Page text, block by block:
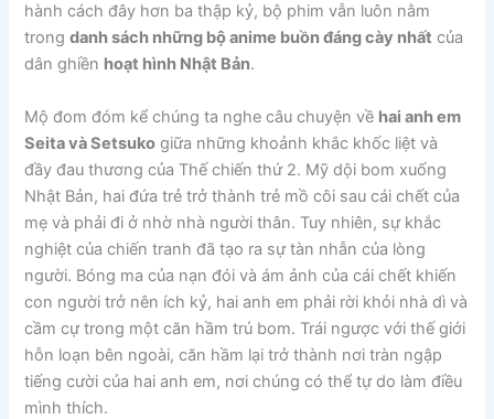
hành cách đây hơn ba thập kỷ, bộ phim vẫn luôn nằm
trongdanh sách những bộ anime buồn đáng cày nhất của
dân ghiền hoạt hình Nhật Bản.
Mộ đom đóm kể chúng ta nghe câu chuyện về hai anh em
Seita và Setsuko giữa những khoảnh khắc khốc liệt và
đầy đau thương của Thế chiến thứ 2. Mỹ dội bom xuống
Nhật Bản, hai đứa trẻ trở thành trẻ mồ côi sau cái chết của
mẹ và phải đi ở nhờ nhà người thân. Tuy nhiên, sự khắc
nghiệt của chiến tranh đã tạo ra sự tàn nhẫn của lòng
người. Bóng ma của nạn đói và ám ảnh của cái chết khiến
con người trở nên ích kỷ, hai anh em phải rời khỏi nhà dì và
cầm cự trong một căn hầm trú bom. Trái ngược với thế giới
hỗn loạn bên ngoài, căn hầm lại trở thành nơi tràn ngập
tiếng cười của hai anh em, nơi chúng có thể tự do làm điều
mình thích.